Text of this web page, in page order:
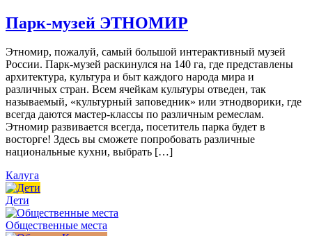
Парк-музей ЭТНОМИР
Этномир, пожалуй, самый большой интерактивный музей
России. Парк-музей раскинулся на 140 га, где представлены
архитектура, культура и быт каждого народа мира и
различных стран. Всем ячейкам культуры отведен, так
называемый, «культурный заповедник» или этнодворики, где
всегда даются мастер-классы по различным ремеслам.
Этномир развивается всегда, посетитель парка будет в
восторге! Здесь вы сможете попробовать различные
национальные кухни, выбрать […]
Калуга
Дети
Общественные места